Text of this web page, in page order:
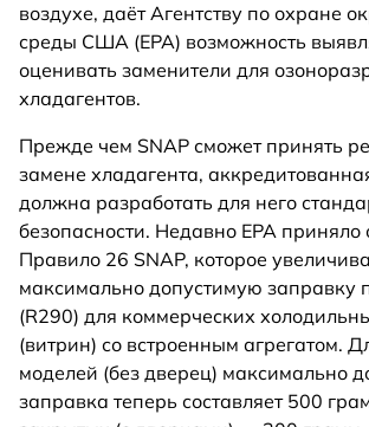
воздухе, даёт Агентству по охране
среды США (EPA) возможность
оценивать заменители для
хладагентов.
Прежде чем SNAP сможет принять
замене хладагента,
должна разработать для него
безопасности. Недавно EPA приняло
Правило 26 SNAP, которое
максимально допустимую заправку
(R290) для коммерческих
(витрин) со встроенным агрегатом.
моделей (без дверец) максимально
заправка теперь составляет 500